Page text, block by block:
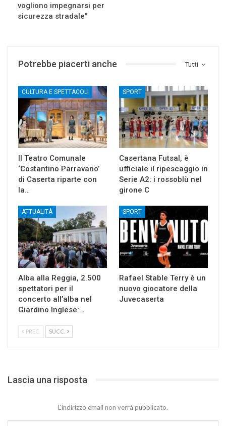
vogliono impegnarsi per
sicurezza stradale”
Tutti
Potrebbe piacerti anche
CULTURA E SPETTACOLI
Il Teatro Comunale
‘Costantino Parravano’
di Caserta riparte con
la…
SPORT
Casertana Futsal, è
ufficiale il ripescaggio in
Serie A2: i rossoblù nel
girone C
ATTUALITÀ
Alba alla Reggia, 2.500
spettatori per il
concerto all’alba nel
Giardino Inglese:…
SPORT
Rafael Stable Terry è un
nuovo giocatore della
Juvecaserta
PREC. SUCC.
Lascia una risposta
L'indirizzo email non verrà pubblicato.